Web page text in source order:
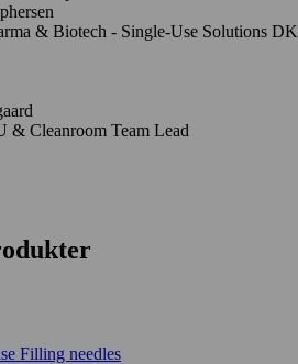
& Biotech - Single-Use Solutions DK
& Cleanroom Team Lead
Filling needles